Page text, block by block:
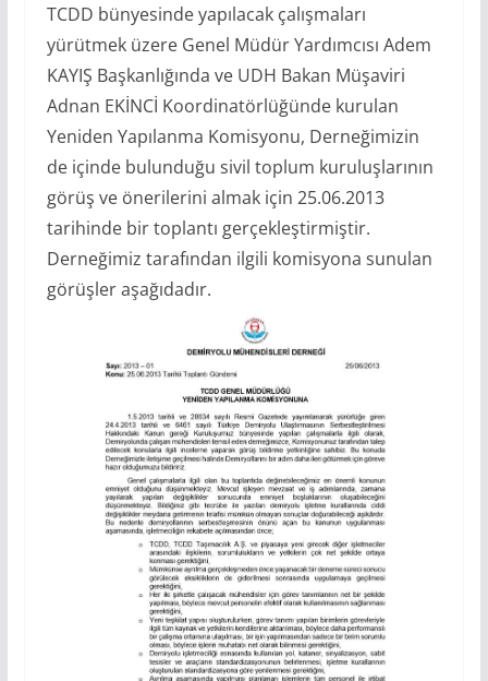
TCDD bünyesinde yapılacak çalışmaları
yürütmek üzere Genel Müdür Yardımcısı Adem
KAYIŞ Başkanlığında ve UDH Bakan Müşaviri
Adnan EKİNCİ Koordinatörlüğünde kurulan
Yeniden Yapılanma Komisyonu, Derneğimizin
de içinde bulunduğu sivil toplum kuruluşlarının
görüş ve önerilerini almak için 25.06.2013
tarihinde bir toplantı gerçekleştirmiştir.
Derneğimiz tarafından ilgili komisyona sunulan
görüşler aşağıdadır.